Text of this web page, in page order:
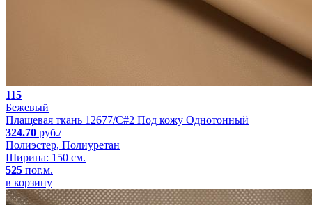
115
Бежевый
Плащевая ткань 12677/C#2 Под кожу Однотонный
324.70 руб./
Полиэстер, Полиуретан
Ширина: 150 см.
525 пог.м.
в корзину